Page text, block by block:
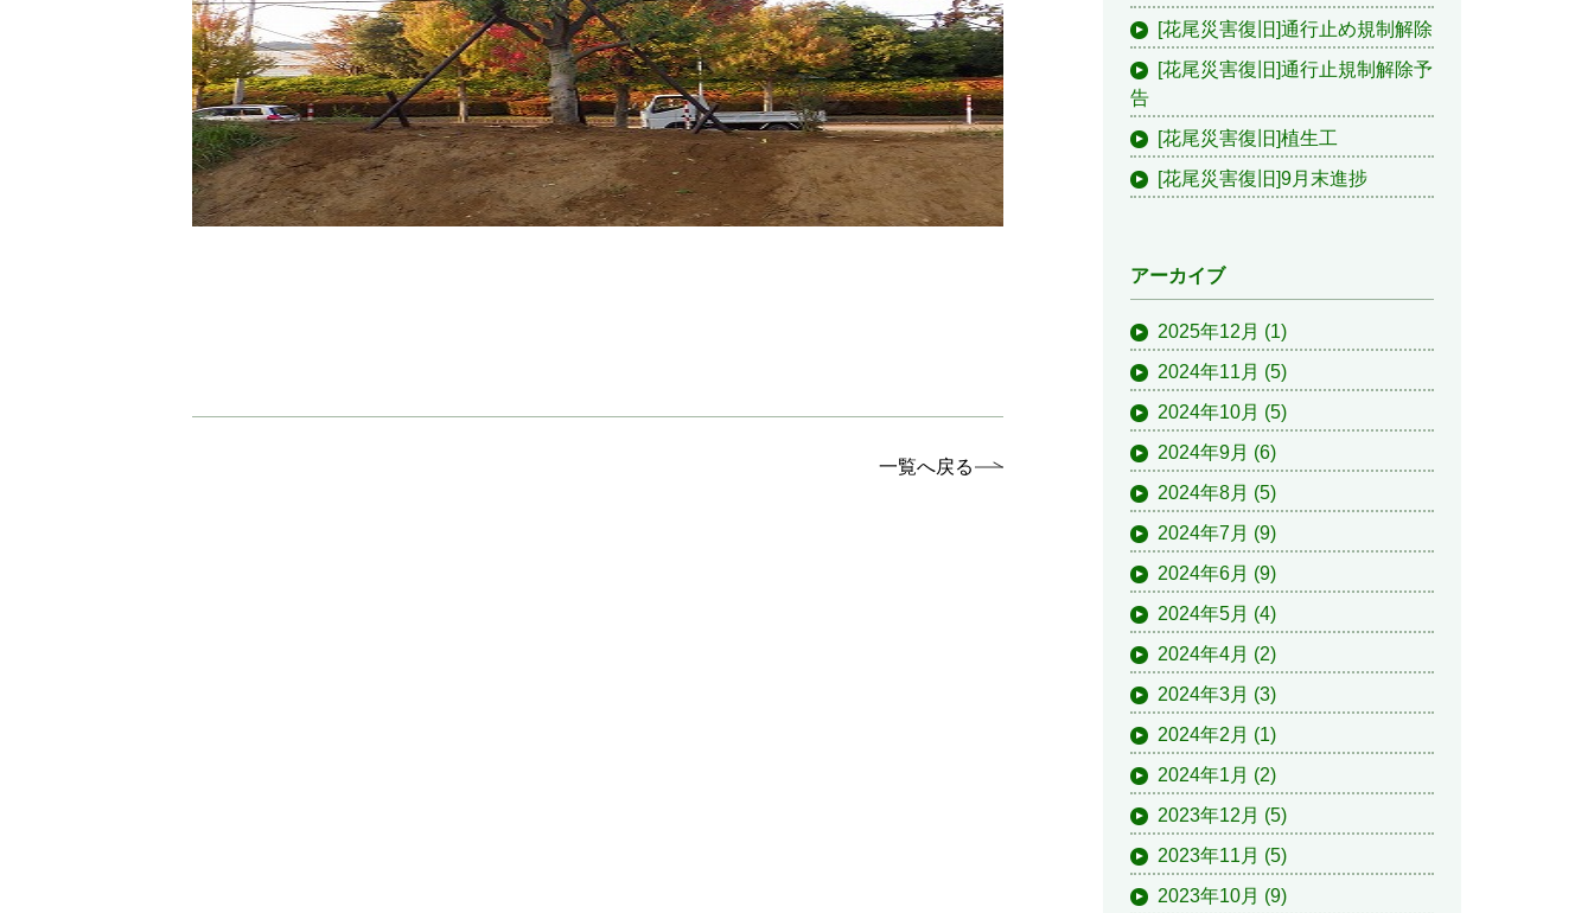
一覧へ戻る
[花尾災害復旧]通行止め規制解除
[花尾災害復旧]通行止規制解除予
告
[花尾災害復旧]植生工
[花尾災害復旧]9月末進捗
アーカイブ
2025年12月 (1)
2024年11月 (5)
2024年10月 (5)
2024年9月 (6)
2024年8月 (5)
2024年7月 (9)
2024年6月 (9)
2024年5月 (4)
2024年4月 (2)
2024年3月 (3)
2024年2月 (1)
2024年1月 (2)
2023年12月 (5)
2023年11月 (5)
2023年10月 (9)